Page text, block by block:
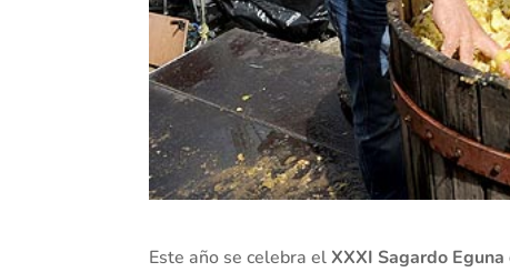
Este año se celebra elXXXI Sagardo Eguna